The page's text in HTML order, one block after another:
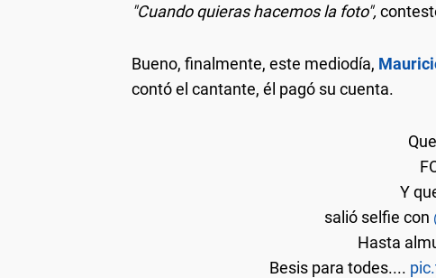
"Cuando quieras hacemos la foto",
Bueno, finalmente, este mediodía,
contó el cantante, él pagó su cuenta.
Y
salió selfie con
Hasta
Besis para todes....